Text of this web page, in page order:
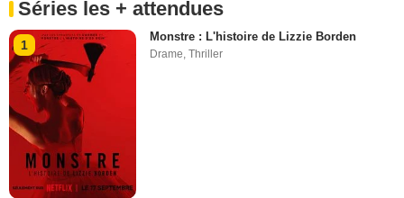
Séries les + attendues
1
Monstre : L'histoire de Lizzie Borden
Drame ,Thriller